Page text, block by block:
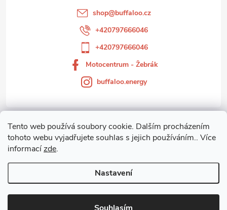
Tento web používá soubory cookie. Dalším procházením
tohoto webu vyjadřujete souhlas s jejich používáním.. Více
informacízde.
Nastavení
Zákaznický servis
shop@buffaloo.cz
+420797666046
+420797666046
Motocentrum - Žebrák
buffaloo.energy
Copyright 2026Motocentrum - Žebrák. Všechna práva vyhrazena.